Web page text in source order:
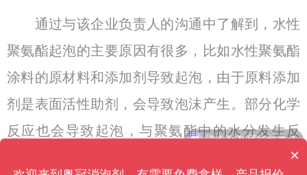
通过与该企业负责人的沟通中了解到，水性
聚氨酯起泡的主要原因有很多，比如水性聚氨酯
涂料的原材料和添加剂导致起泡，由于原料添加
剂是表面活性助剂，会导致泡沫产生。部分化学
反应也会导致起泡，与聚氨酯中的水分发生反
应，产出气体，导致泡沫的产生。除此之外，施
消泡剂有哪些种类？
你们是怎么收费的呢？
×